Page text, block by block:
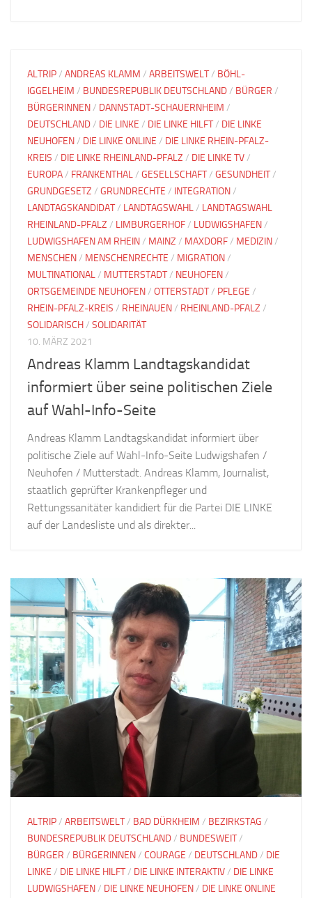
ALTRIP/ ANDREAS KLAMM / ARBEITSWELT/ BÖHL-
IGGELHEIM / BUNDESREPUBLIK DEUTSCHLAND/ BÜRGER /
BÜRGERINNEN/ DANNSTADT-SCHAUERNHEIM /
DEUTSCHLAND/ DIE LINKE / DIE LINKE HILFT/ DIE LINKE
NEUHOFEN/ DIE LINKE ONLINE / DIE LINKE RHEIN-PFALZ-
KREIS / DIE LINKE RHEINLAND-PFALZ / DIE LINKE TV/
EUROPA/ FRANKENTHAL/ GESELLSCHAFT/ GESUNDHEIT/
GRUNDGESETZ / GRUNDRECHTE / INTEGRATION/
LANDTAGSKANDIDAT/ LANDTAGSWAHL/ LANDTAGSWAHL
RHEINLAND-PFALZ / LIMBURGERHOF/ LUDWIGSHAFEN/
LUDWIGSHAFEN AM RHEIN/ MAINZ / MAXDORF/ MEDIZIN/
MENSCHEN/ MENSCHENRECHTE / MIGRATION/
MULTINATIONAL/ MUTTERSTADT/ NEUHOFEN/
ORTSGEMEINDE NEUHOFEN/ OTTERSTADT/ PFLEGE /
RHEIN-PFALZ-KREIS / RHEINAUEN/ RHEINLAND-PFALZ /
SOLIDARISCH/ SOLIDARITÄT
10. MÄRZ 2021
Andreas Klamm Landtagskandidat
informiert über seine politischen Ziele
auf Wahl-Info-Seite
Andreas Klamm Landtagskandidat informiert über
politische Ziele auf Wahl-Info-Seite Ludwigshafen /
Neuhofen / Mutterstadt. Andreas Klamm, Journalist,
staatlich geprüfter Krankenpfleger und
Rettungssanitäter kandidiert für die Partei DIE LINKE
auf der Landesliste und als direkter...
ALTRIP/ ARBEITSWELT/ BAD DÜRKHEIM / BEZIRKSTAG /
BUNDESREPUBLIK DEUTSCHLAND/ BUNDESWEIT/
BÜRGER / BÜRGERINNEN/ COURAGE / DEUTSCHLAND/ DIE
LINKE / DIE LINKE HILFT/ DIE LINKE INTERAKTIV/ DIE LINKE
LUDWIGSHAFEN/ DIE LINKE NEUHOFEN/ DIE LINKE ONLINE